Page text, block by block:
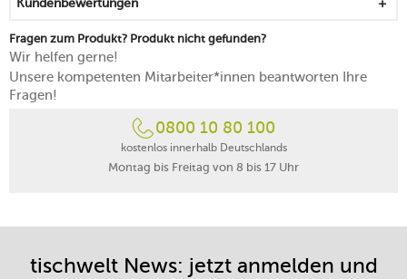
Fragen zum Produkt? Produkt nicht gefunden?
Wir helfen gerne!
Unsere kompetenten Mitarbeiter*innen beantworten Ihre
Fragen!
0800 10 80 100
kostenlos innerhalb Deutschlands
Montag bis Freitag von 8 bis 17 Uhr
tischwelt News: jetzt anmelden und